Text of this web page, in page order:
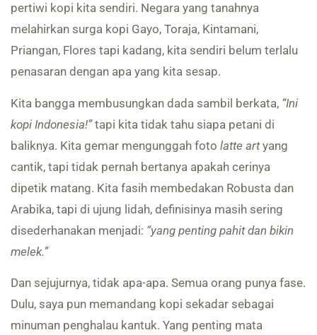
pertiwi kopi kita sendiri. Negara yang tanahnya
melahirkan surga kopi Gayo, Toraja, Kintamani,
Priangan, Flores tapi kadang, kita sendiri belum terlalu
penasaran dengan apa yang kita sesap.
Kita bangga membusungkan dada sambil berkata, “Ini
kopi Indonesia!”tapi kita tidak tahu siapa petani di
baliknya. Kita gemar mengunggah foto latte artyang
cantik, tapi tidak pernah bertanya apakah cerinya
dipetik matang. Kita fasih membedakan Robusta dan
Arabika, tapi di ujung lidah, definisinya masih sering
disederhanakan menjadi: “yang penting pahit dan bikin
melek.”
Dan sejujurnya, tidak apa-apa. Semua orang punya fase.
Dulu, saya pun memandang kopi sekadar sebagai
minuman penghalau kantuk. Yang penting mata